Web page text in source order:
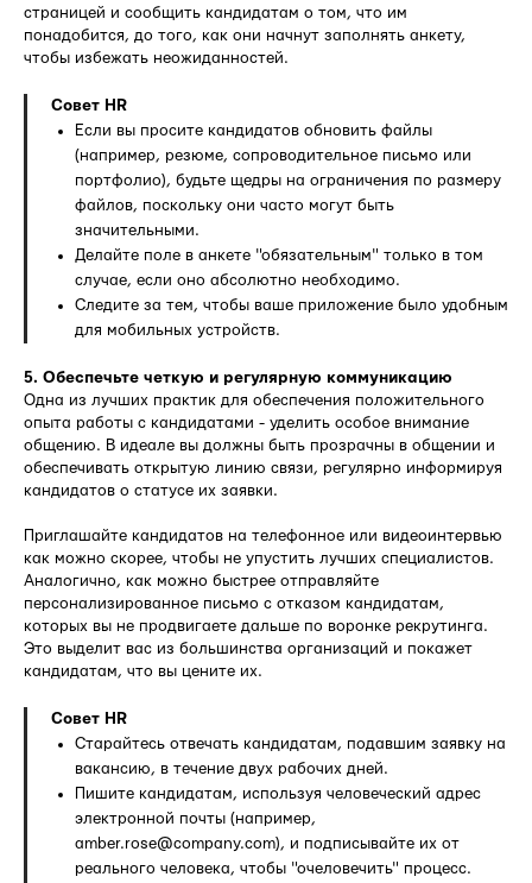
страницей и сообщить кандидатам о том, что им
понадобится, до того, как они начнут заполнять анкету,
чтобы избежать неожиданностей.
Совет HR
Если вы просите кандидатов обновить файлы
(например, резюме, сопроводительное письмо или
портфолио), будьте щедры на ограничения по размеру
файлов, поскольку они часто могут быть
значительными.
Делайте поле в анкете "обязательным" только в том
случае, если оно абсолютно необходимо.
Следите за тем, чтобы ваше приложение было удобным
для мобильных устройств.
5. Обеспечьте четкую и регулярную коммуникацию
Одна из лучших практик для обеспечения положительного
опыта работы с кандидатами - уделить особое внимание
общению. В идеале вы должны быть прозрачны в общении и
обеспечивать открытую линию связи, регулярно информируя
кандидатов о статусе их заявки.
Приглашайте кандидатов на телефонное или видеоинтервью
как можно скорее, чтобы не упустить лучших специалистов.
Аналогично, как можно быстрее отправляйте
персонализированное письмо с отказом кандидатам,
которых вы не продвигаете дальше по воронке рекрутинга.
Это выделит вас из большинства организаций и покажет
кандидатам, что вы цените их.
Совет HR
Старайтесь отвечать кандидатам, подавшим заявку на
вакансию, в течение двух рабочих дней.
Пишите кандидатам, используя человеческий адрес
электронной почты (например,
amber.rose@company.com), и подписывайте их от
реального человека, чтобы "очеловечить" процесс.